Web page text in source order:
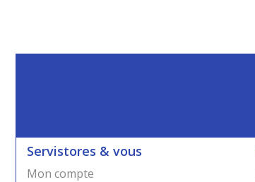
Servistores & vous
Mon compte